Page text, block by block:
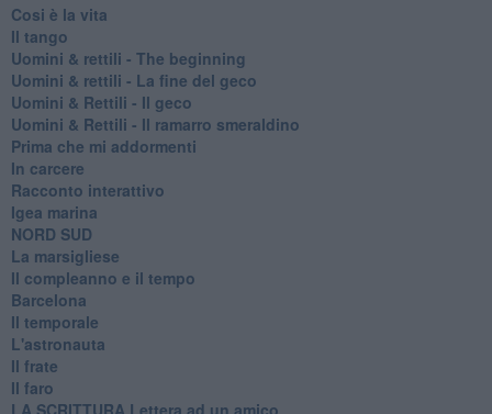
Cosi è la vita
Il tango
​Uomini & rettili - The beginning
​Uomini & rettili - La fine del geco
Uomini & Rettili - Il geco
Uomini & Rettili - Il ramarro smeraldino
Prima che mi addormenti
In carcere
Racconto interattivo
Igea marina
​NORD SUD
La marsigliese
Il compleanno e il tempo
Barcelona
Il temporale
L'astronauta
Il frate
Il faro
​LA SCRITTURA Lettera ad un amico